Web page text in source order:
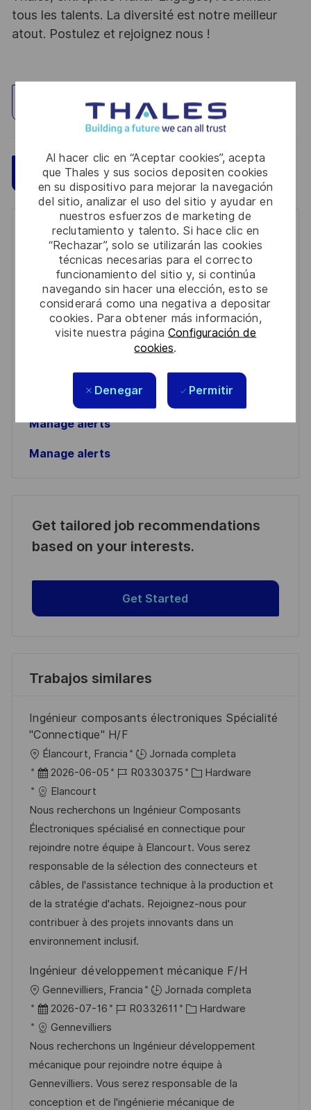
Al hacer clic en “Aceptar cookies”, acepta
que Thales y sus socios depositen cookies
en su dispositivo para mejorar la navegación
del sitio, analizar el uso del sitio y ayudar en
nuestros esfuerzos de marketing de
reclutamiento y talento. Si hace clic en
“Rechazar”, solo se utilizarán las cookies
técnicas necesarias para el correcto
funcionamiento del sitio y, si continúa
navegando sin hacer una elección, esto se
considerará como una negativa a depositar
cookies. Para obtener más información,
visite nuestra páginaConfiguración de
cookies.
Denegar Permitir
tous les talents. La diversité est notre meilleur
atout. Postulez et rejoignez nous !
Explorar ubicación
Aplicar ahora Guardar
Get notified for similar jobs
You'll receive updates once a week
Enter
Email
address
Required
Revise y acepte los términos del procesamiento de
su información personal
Activar
Manage alerts
Manage alerts
Get tailored job recommendations
based on your interests.
Get Started
Trabajos similares
Ingénieur composants électroniques Spécialité
"Connectique" H/F
U
b
c
a
c
i
ó
n
Élancourt, Francia
Jornada completa
F
e
c
h
a
d
e
p
u
b
i
c
a
c
i
ó
n
2026-06-05
I
d
e
e
m
p
l
e
o
R0330375
C
t
e
g
o
r
í
a
Hardware
Elancourt
Nous recherchons un Ingénieur Composants
Électroniques spécialisé en connectique pour
rejoindre notre équipe à Elancourt. Vous serez
responsable de la sélection des connecteurs et
câbles, de l'assistance technique à la production et
de la stratégie d'achats. Rejoignez-nous pour
contribuer à des projets innovants dans un
environnement inclusif.
Ingénieur développement mécanique F/H
U
b
c
a
c
i
Gennevilliers, Francia
Jornada completa
F
e
c
h
a
d
2026-07-16
I
d
e
e
m
R0332611
C
t
e
g
o
Hardware
Gennevilliers
Nous recherchons un Ingénieur développement
mécanique pour rejoindre notre équipe à
Gennevilliers. Vous serez responsable de la
conception et de l'ingénierie mécanique de